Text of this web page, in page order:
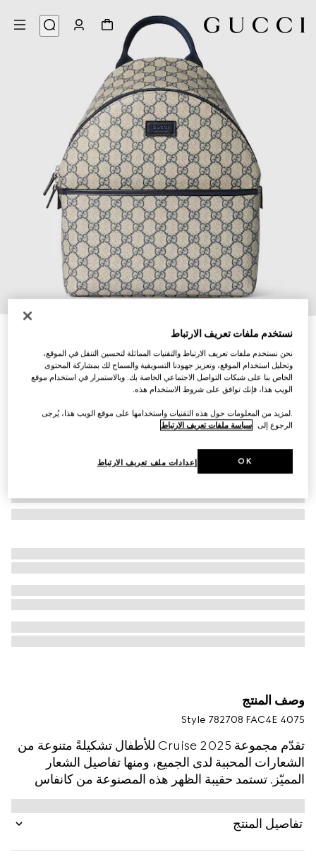
حقيبة ظهر بنقش GG للأطفال
AED 4,200
تنويعاتقماش Supreme باللونين البيج والأزرق
وصف المنتج
Style ‎782708 FAC4E 4075
تقدّم مجموعة Cruise 2025 للأطفال تشكيلةً متنوعة من
الشعارات المحببة لدى الجميع، ومنها تفاصيل الشعار
المميّز. تستمد حقيبة الظهر هذه المصنوعة من كانفاس
GG Supreme باللونين البيج والأزرق الوحي من مجموعة
الكبار، وهي تتميّز بملصق مرهف من الجلد لعبارة Made
in Italy.
تفاصيل المنتج
نستخدم ملفات تعريف الارتباط
نحن نستخدم ملفات تعريف الارتباط والتقنيات المماثلة لتحسين التنقل في الموقع،
وتحليل استخدام الموقع، وتعزيز جهودنا التسويقية والسماح لك بمشاركة المحتوى
الخاص بنا على شبكات التواصل الاجتماعي الخاصة بك. وبالاستمرار في استخدام موقع
الويب هذا، فإنك توافق على شروط الاستخدام هذه.
.لمزيد من المعلومات حول هذه التقنيات واستخدامها على موقع الويب هذا، يُرجى
الرجوع إلى سياسة ملفات تعريف الارتباط
إعدادات ملف تعريف الارتباط OK